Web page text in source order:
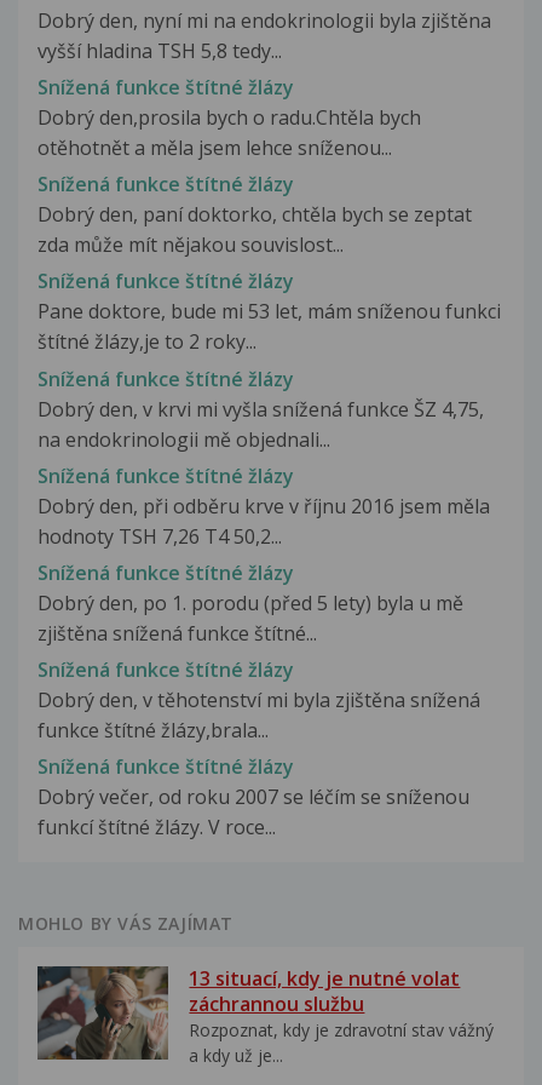
Dobrý den, nyní mi na endokrinologii byla zjištěna
vyšší hladina TSH 5,8 tedy...
Snížená funkce štítné žlázy
Dobrý den,prosila bych o radu.Chtěla bych
otěhotnět a měla jsem lehce sníženou...
Snížená funkce štítné žlázy
Dobrý den, paní doktorko, chtěla bych se zeptat
zda může mít nějakou souvislost...
Snížená funkce štítné žlázy
Pane doktore, bude mi 53 let, mám sníženou funkci
štítné žlázy,je to 2 roky...
Snížená funkce štítné žlázy
Dobrý den, v krvi mi vyšla snížená funkce ŠZ 4,75,
na endokrinologii mě objednali...
Snížená funkce štítné žlázy
Dobrý den, při odběru krve v říjnu 2016 jsem měla
hodnoty TSH 7,26 T4 50,2...
Snížená funkce štítné žlázy
Dobrý den, po 1. porodu (před 5 lety) byla u mě
zjištěna snížená funkce štítné...
Snížená funkce štítné žlázy
Dobrý den, v těhotenství mi byla zjištěna snížená
funkce štítné žlázy,brala...
Snížená funkce štítné žlázy
Dobrý večer, od roku 2007 se léčím se sníženou
funkcí štítné žlázy. V roce...
MOHLO BY VÁS ZAJÍMAT
13 situací, kdy je nutné volat
záchrannou službu
Rozpoznat, kdy je zdravotní stav vážný
a kdy už je...